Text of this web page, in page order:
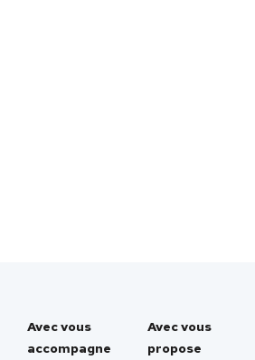
Avec vous
accompagne
Avec vous
propose